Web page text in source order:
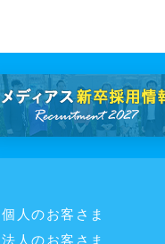
個人のお客さま
法人のお客さま